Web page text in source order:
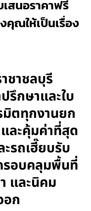
สนอราคาฟรี
ณให้เป็นเรื่อง
ชาชลบุรี
รึกษาและใบ
มิตทุกงานยก
ละคุ้มค่าที่สุด
รถเฮี๊ยบรับ
รอบคลุมพื้นที่
และนิคม
อก